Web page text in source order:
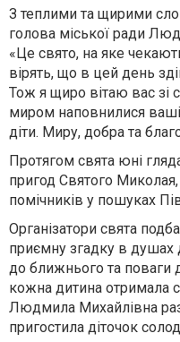
З теплими та щирими
голова міської ради
«Це свято, на яке
вірять, що в цей день
Тож я щиро вітаю вас
миром наповнилися
діти. Миру, добра та
Протягом свята юні
пригод Святого Миколая,
помічників у пошуках
Організатори свята
приємну згадку в душах
до ближнього та поваги
кожна дитина отримала
Людмила Михайлівна
пригостила діточок